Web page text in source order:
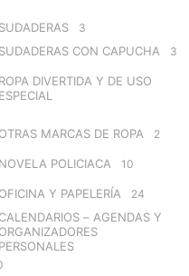
SUDADERAS 3
SUDADERAS CON CAPUCHA 3
ROPA DIVERTIDA Y DE USO
ESPECIAL
OTRAS MARCAS DE ROPA 2
NOVELA POLICIACA 10
OFICINA Y PAPELERÍA 24
CALENDARIOS – AGENDAS Y
ORGANIZADORES
PERSONALES